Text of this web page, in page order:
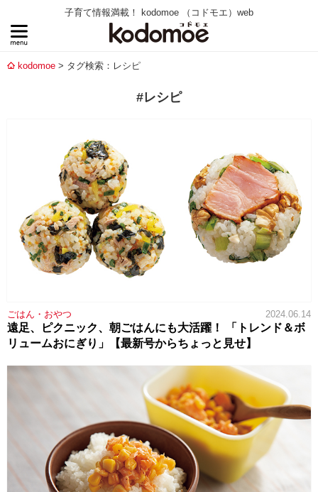
子育て情報満載！ kodomoe （コドモエ）web
kodomoe タグ検索：レシピ
#レシピ
ごはん・おやつ 2024.06.14
遠足、ピクニック、朝ごはんにも大活躍！ 「トレンド＆ボ
リュームおにぎり」【最新号からちょっと見せ】